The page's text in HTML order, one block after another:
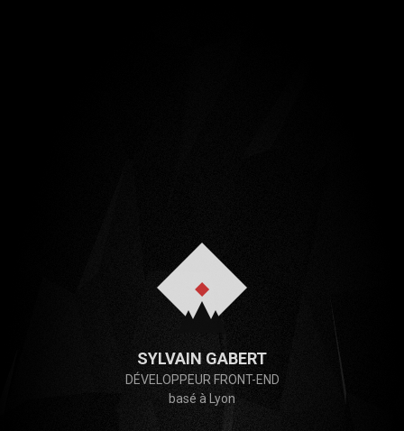
SYLVAIN GABERT
DÉVELOPPEUR FRONT-END
basé à Lyon